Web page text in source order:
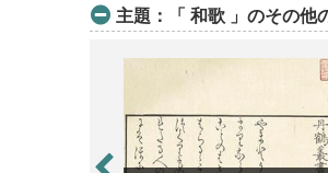
主題：「 和歌 」のその他